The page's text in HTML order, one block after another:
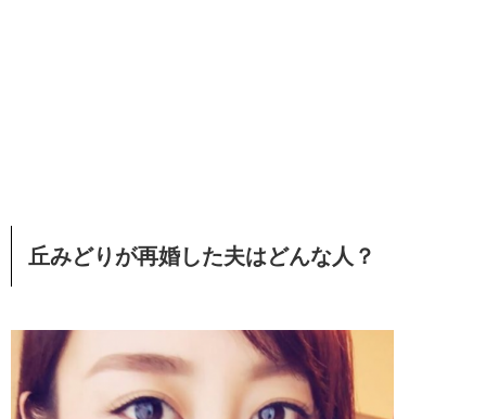
丘みどりが再婚した夫はどんな人？